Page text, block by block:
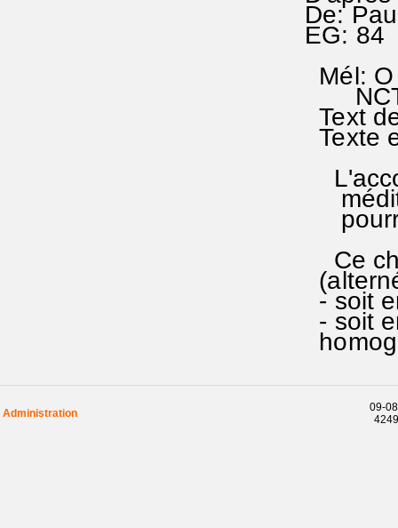
De:
EG: 84
Mél:
Text
Texte
Ce
- soit
- soit
Administration
09-